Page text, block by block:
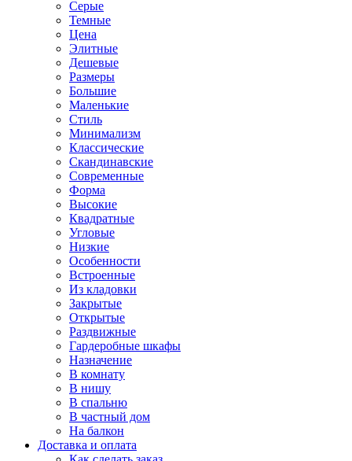
Серые
Темные
Цена
Элитные
Дешевые
Размеры
Большие
Маленькие
Стиль
Минимализм
Классические
Скандинавские
Современные
Форма
Высокие
Квадратные
Угловые
Низкие
Особенности
Встроенные
Из кладовки
Закрытые
Открытые
Раздвижные
Гардеробные шкафы
Назначение
В комнату
В нишу
В спальню
В частный дом
На балкон
Доставка и оплата